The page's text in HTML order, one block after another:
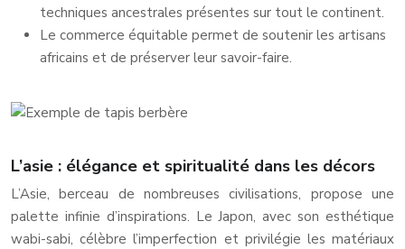
techniques ancestrales présentes sur tout le continent.
Le commerce équitable permet de soutenir les artisans
africains et de préserver leur savoir-faire.
L’asie : élégance et spiritualité dans les décors
L’Asie, berceau de nombreuses civilisations, propose une
palette infinie d’inspirations. Le Japon, avec son esthétique
wabi-sabi, célèbre l’imperfection et privilégie les matériaux